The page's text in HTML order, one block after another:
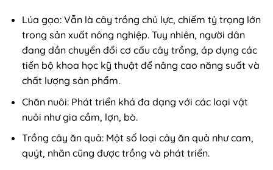
Lúa gạo: Vẫn là cây trồng chủ lực, chiếm tỷ trọng lớn
trong sản xuất nông nghiệp. Tuy nhiên, người dân
đang dần chuyển đổi cơ cấu cây trồng, áp dụng các
tiến bộ khoa học kỹ thuật để nâng cao năng suất và
chất lượng sản phẩm.
Chăn nuôi: Phát triển khá đa dạng với các loại vật
nuôi như gia cầm, lợn, bò.
Trồng cây ăn quả: Một số loại cây ăn quả như cam,
quýt, nhãn cũng được trồng và phát triển.